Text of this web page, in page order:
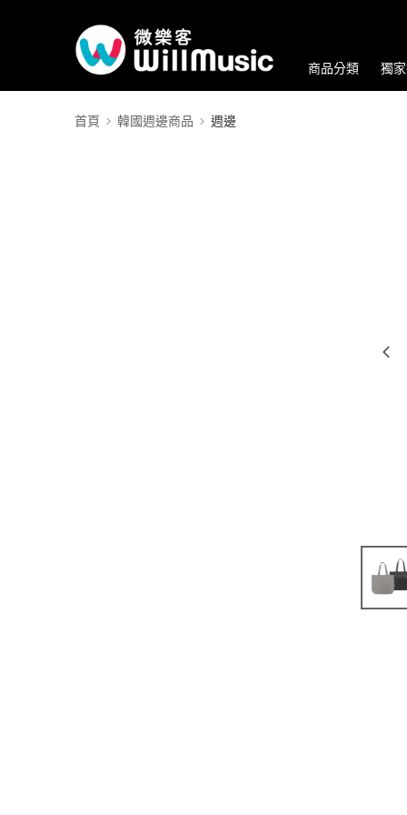
商品分類 獨
首頁 韓國週邊商品 週邊